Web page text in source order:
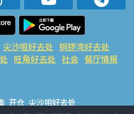
尖沙咀好去处 铜锣湾好去处
旺角好去处 社会 餐厅情报
开仓 尖沙咀好去处